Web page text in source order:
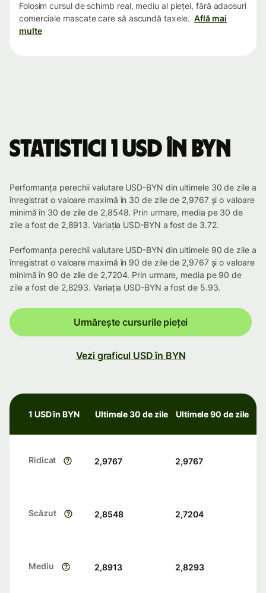
Folosim cursul de schimb real, mediu al pieței, fără adaosuri
comerciale mascate care să ascundă taxele. Află mai
multe
Statistici 1 USD în BYN
Performanța perechii valutare USD-BYN din ultimele 30 de zile a
înregistrat o valoare maximă în 30 de zile de 2,9767 și o valoare
minimă în 30 de zile de 2,8548. Prin urmare, media pe 30 de
zile a fost de 2,8913. Variația USD-BYN a fost de 3.72.
Performanța perechii valutare USD-BYN din ultimele 90 de zile a
înregistrat o valoare maximă în 90 de zile de 2,9767 și o valoare
minimă în 90 de zile de 2,7204. Prin urmare, media pe 90 de
zile a fost de 2,8293. Variația USD-BYN a fost de 5.93.
Urmărește cursurile pieței
Vezi graficul USD în BYN
1 USD în BYN Ultimele 30 de zile Ultimele 90 de zile
Ridicat 2,9767 2,9767
Scăzut 2,8548 2,7204
Mediu 2,8913 2,8293